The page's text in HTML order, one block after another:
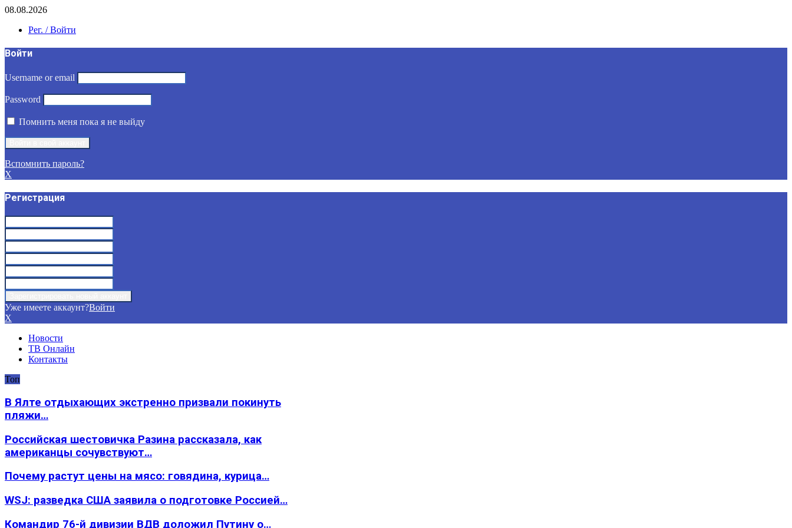
08.08.2026
Рег. / Войти
Войти
Username or email
Password
Помнить меня пока я не выйду
Вспомнить пароль?
X
Регистрация
Уже имеете аккаунт?Войти
X
Новости
ТВ Онлайн
Контакты
Топ
В Ялте отдыхающих экстренно призвали покинуть
пляжи…
Российская шестовичка Разина рассказала, как
американцы сочувствуют…
Почему растут цены на мясо: говядина, курица…
WSJ: разведка США заявила о подготовке Россией…
Командир 76-й дивизии ВДВ доложил Путину о…